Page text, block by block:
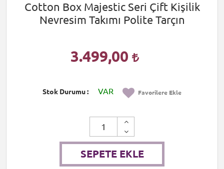
Cotton Box Majestic Seri Çift Kişilik
Nevresim Takımı Polite Tarçın
3.499,00
Stok Durumu VAR Favorilere Ekle
SEPETE EKLE